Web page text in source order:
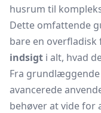
husrum til
Dette omfattende
bare en overfladisk
indsigt i alt, hvad
Fra
avancerede
behøver at vide for